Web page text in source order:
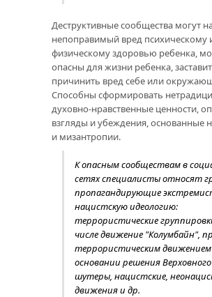
Деструктивные сообщества могут
непоправимый вред психическому
физическому здоровью ребенка,
опасны для жизни ребенка,
причинить вред себе или
Способны сформировать
духовно-нравственные ценности,
взгляды и убеждения, основанные
и мизантропии.
К опасным сообществам в
сетях специалисты относят
пропагандирующие
нацистскую идеологию:
террористические
числе движение "Колумбайн",
террористическим
основании решения
шутеры, нацистские,
движения и др.